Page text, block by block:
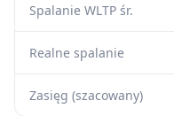
Spalanie WLTP śr.
Realne spalanie
Zasięg (szacowany)